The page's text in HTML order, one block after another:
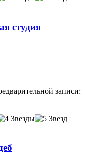
студия
записи: